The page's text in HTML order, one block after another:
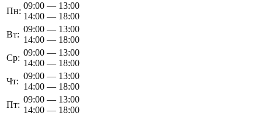
Пн:
09:00 — 13:00
14:00 — 18:00
Вт:
09:00 — 13:00
14:00 — 18:00
Ср:
09:00 — 13:00
14:00 — 18:00
Чт:
09:00 — 13:00
14:00 — 18:00
Пт:
09:00 — 13:00
14:00 — 18:00